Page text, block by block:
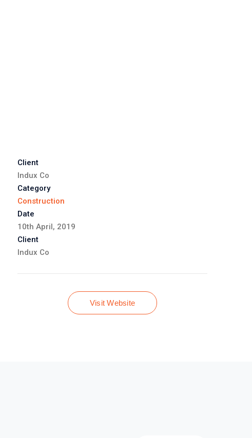
Client
Indux Co
Category
Construction
Date
10th April, 2019
Client
Indux Co
Visit Website